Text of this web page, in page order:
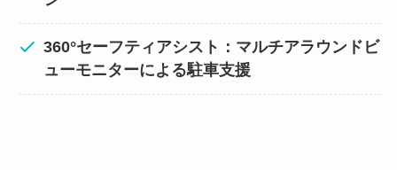
360°セーフティアシスト：マルチアラウンドビ
ューモニターによる駐車支援